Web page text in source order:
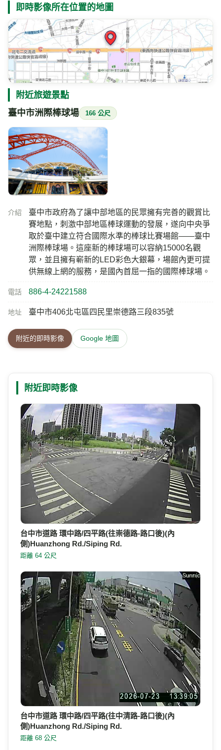
即時影像所在位置的地圖
附近旅遊景點
臺中市洲際棒球場 166 公尺
介紹
臺中市政府為了讓中部地區的民眾擁有完善的觀賞比
賽地點，刺激中部地區棒球運動的發展，遂向中央爭
取於臺中建立符合國際水準的棒球比賽場館——臺中
洲際棒球場。這座新的棒球場可以容納15000名觀
眾，並且擁有嶄新的LED彩色大銀幕，場館內更可提
供無線上網的服務，是國內首屈一指的國際棒球場。
電話 886-4-24221588
地址 臺中市406北屯區四民里崇德路三段835號
附近的即時影像 Google 地圖
附近即時影像
台中市道路 環中路/四平路(往崇德路-路口後)(內
側)Huanzhong Rd./Siping Rd.
距離 64 公尺
台中市道路 環中路/四平路(往中清路-路口後)(內
側)Huanzhong Rd./Siping Rd.
距離 68 公尺